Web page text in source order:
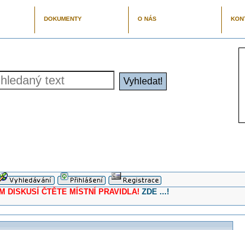
DOKUMENTY O NÁS
ČTĚTE MÍSTNÍ PRAVIDLA! ZDE ...!